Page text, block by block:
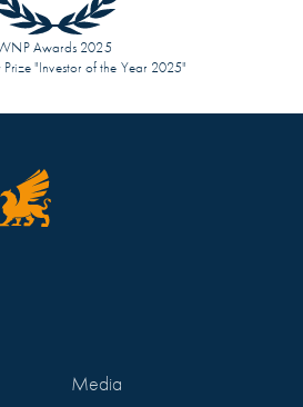
Awards 2025
Prize "Investor of the Year 2025"
Media